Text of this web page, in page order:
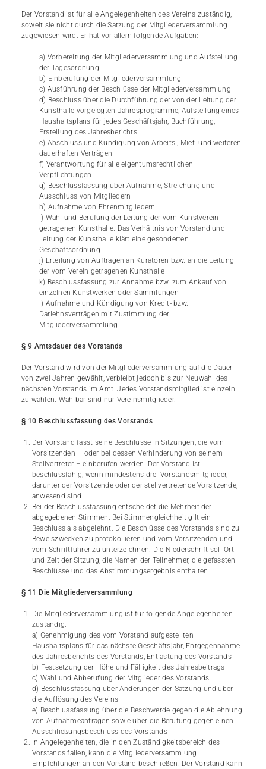
Der Vorstand ist für alle Angelegenheiten des Vereins zuständig,
soweit sie nicht durch die Satzung der Mitgliederversammlung
zugewiesen wird. Er hat vor allem folgende Aufgaben:
a) Vorbereitung der Mitgliederversammlung und Aufstellung
der Tagesordnung
b) Einberufung der Mitgliederversammlung
c) Ausführung der Beschlüsse der Mitgliederversammlung
d) Beschluss über die Durchführung der von der Leitung der
Kunsthalle vorgelegten Jahresprogramme, Aufstellung eines
Haushaltsplans für jedes Geschäftsjahr, Buchführung,
Erstellung des Jahresberichts
e) Abschluss und Kündigung von Arbeits-, Miet- und weiteren
dauerhaften Verträgen
f) Verantwortung für alle eigentumsrechtlichen
Verpflichtungen
g) Beschlussfassung über Aufnahme, Streichung und
Ausschluss von Mitgliedern
h) Aufnahme von Ehrenmitgliedern
i) Wahl und Berufung der Leitung der vom Kunstverein
getragenen Kunsthalle. Das Verhältnis von Vorstand und
Leitung der Kunsthalle klärt eine gesonderten
Geschäftsordnung
j) Erteilung von Aufträgen an Kuratoren bzw. an die Leitung
der vom Verein getragenen Kunsthalle
k) Beschlussfassung zur Annahme bzw. zum Ankauf von
einzelnen Kunstwerken oder Sammlungen
l) Aufnahme und Kündigung von Kredit- bzw.
Darlehnsverträgen mit Zustimmung der
Mitgliederversammlung
§ 9 Amtsdauer des Vorstands
Der Vorstand wird von der Mitgliederversammlung auf die Dauer
von zwei Jahren gewählt, verbleibt jedoch bis zur Neuwahl des
nächsten Vorstands im Amt. Jedes Vorstandsmitglied ist einzeln
zu wählen. Wählbar sind nur Vereinsmitglieder.
§ 10 Beschlussfassung des Vorstands
Der Vorstand fasst seine Beschlüsse in Sitzungen, die vom
Vorsitzenden – oder bei dessen Verhinderung von seinem
Stellvertreter – einberufen werden. Der Vorstand ist
beschlussfähig, wenn mindestens drei Vorstandsmitglieder,
darunter der Vorsitzende oder der stellvertretende Vorsitzende,
anwesend sind.
Bei der Beschlussfassung entscheidet die Mehrheit der
abgegebenen Stimmen. Bei Stimmengleichheit gilt ein
Beschluss als abgelehnt. Die Beschlüsse des Vorstands sind zu
Beweiszwecken zu protokollieren und vom Vorsitzenden und
vom Schriftführer zu unterzeichnen. Die Niederschrift soll Ort
und Zeit der Sitzung, die Namen der Teilnehmer, die gefassten
Beschlüsse und das Abstimmungsergebnis enthalten.
§ 11 Die Mitgliederversammlung
Die Mitgliederversammlung ist für folgende Angelegenheiten
zuständig.
a) Genehmigung des vom Vorstand aufgestellten
Haushaltsplans für das nächste Geschäftsjahr, Entgegennahme
des Jahresberichts des Vorstands, Entlastung des Vorstands
b) Festsetzung der Höhe und Fälligkeit des Jahresbeitrags
c) Wahl und Abberufung der Mitglieder des Vorstands
d) Beschlussfassung über Änderungen der Satzung und über
die Auflösung des Vereins
e) Beschlussfassung über die Beschwerde gegen die Ablehnung
von Aufnahmeanträgen sowie über die Berufung gegen einen
Ausschließungsbeschluss des Vorstands
In Angelegenheiten, die in den Zuständigkeitsbereich des
Vorstands fallen, kann die Mitgliederversammlung
Empfehlungen an den Vorstand beschließen. Der Vorstand kann